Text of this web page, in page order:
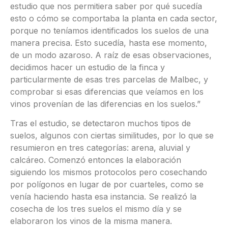
estudio que nos permitiera saber por qué sucedía
esto o cómo se comportaba la planta en cada sector,
porque no teníamos identificados los suelos de una
manera precisa. Esto sucedía, hasta ese momento,
de un modo azaroso. A raíz de esas observaciones,
decidimos hacer un estudio de la finca y
particularmente de esas tres parcelas de Malbec, y
comprobar si esas diferencias que veíamos en los
vinos provenían de las diferencias en los suelos.”
Tras el estudio, se detectaron muchos tipos de
suelos, algunos con ciertas similitudes, por lo que se
resumieron en tres categorías: arena, aluvial y
calcáreo. Comenzó entonces la elaboración
siguiendo los mismos protocolos pero cosechando
por polígonos en lugar de por cuarteles, como se
venía haciendo hasta esa instancia. Se realizó la
cosecha de los tres suelos el mismo día y se
elaboraron los vinos de la misma manera.